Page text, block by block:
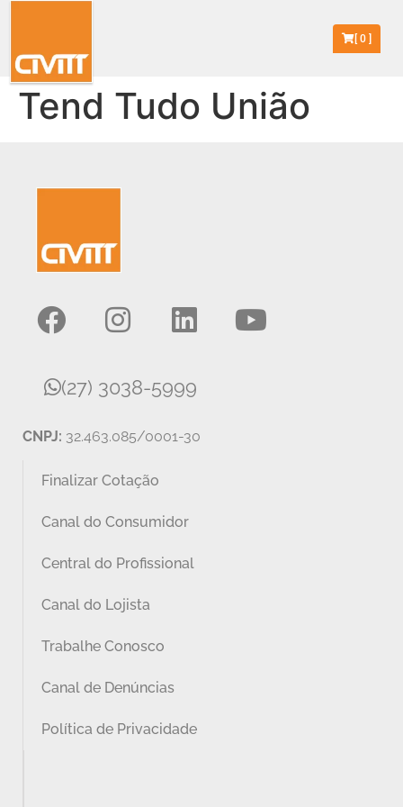
[0]
Tend Tudo União
(27) 3038-5999
CNPJ: 32.463.085/0001-30
Finalizar Cotação
Canal do Consumidor
Central do Profissional
Canal do Lojista
Trabalhe Conosco
Canal de Denúncias
Política de Privacidade